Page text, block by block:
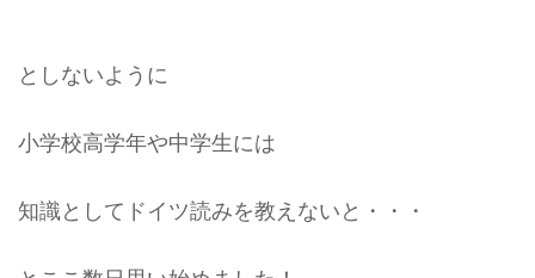
としないように
小学校高学年や中学生には
知識としてドイツ読みを教えないと・・・